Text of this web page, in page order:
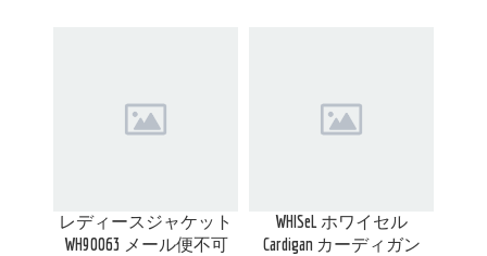
レディースジャケット
WH90063 メール便不可
WHISeL ホワイセル
Cardigan カーディガン